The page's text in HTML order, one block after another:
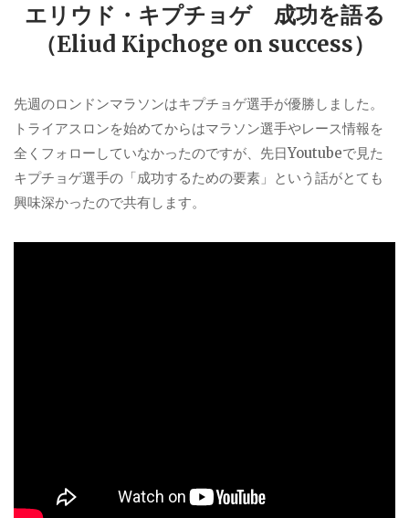
エリウド・キプチョゲ 成功を語る
（Eliud Kipchoge on success）
先週のロンドンマラソンはキプチョゲ選手が優勝しました。
トライアスロンを始めてからはマラソン選手やレース情報を
全くフォローしていなかったのですが、先日Youtubeで見た
キプチョゲ選手の「成功するための要素」という話がとても
興味深かったので共有します。